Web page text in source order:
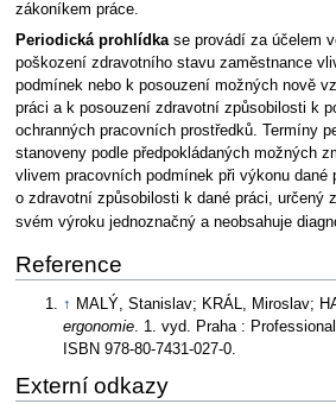
zákoníkem práce.
Periodická prohlídkase provádí za účelem
poškození zdravotního stavu zaměstnance
podmínek nebo k posouzení možných nově
práci a k posouzení zdravotní způsobilosti k
ochranných pracovních prostředků. Termíny
stanoveny podle předpokládaných možných
vlivem pracovních podmínek při výkonu dané
o zdravotní způsobilosti k dané práci, určený
svém výroku jednoznačný a neobsahuje
Reference
↑ MALÝ, Stanislav; KRÁL, Miroslav;
ergonomie. 1. vyd. Praha :
ISBN 978-80-7431-027-0.
Externí odkazy